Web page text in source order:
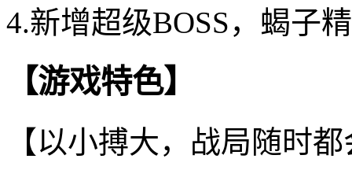
4.新增超级BOSS，蝎子
【游戏特色】
【以小搏大，战局随时